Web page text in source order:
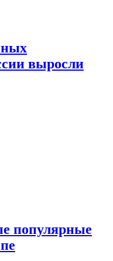
выросли
популярные